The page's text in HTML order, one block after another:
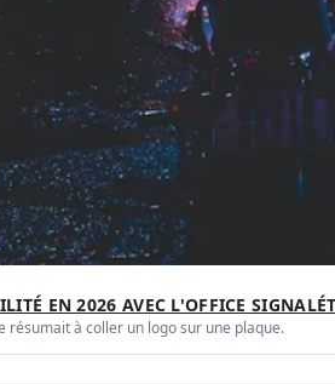
EN 2026 AVEC L'OFFICE
résumait à coller un logo sur une plaque.